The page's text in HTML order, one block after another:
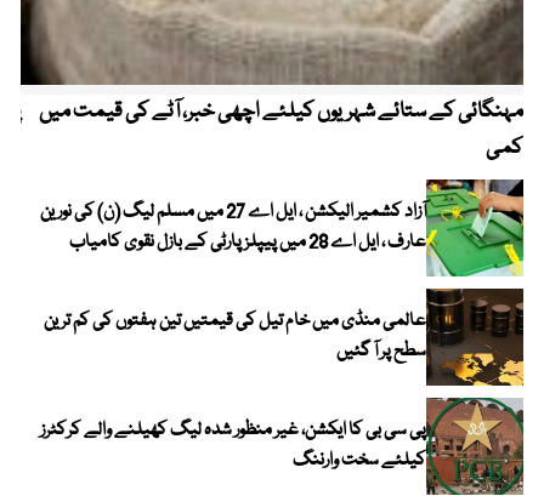
مہنگائی کے ستائے شہریوں کیلئے اچھی خبر، آٹے کی قیمت میں
کمی
آزاد کشمیر الیکشن ، ایل اے 27 میں مسلم لیگ (ن) کی نورین
عارف ، ایل اے 28 میں پیپلز پارٹی کے بازل نقوی کامیاب
عالمی منڈی میں خام تیل کی قیمتیں تین ہفتوں کی کم ترین
سطح پر آ گئیں
پی سی بی کا ایکشن، غیر منظور شدہ لیگ کھیلنے والے کرکٹرز
کیلئے سخت وارننگ